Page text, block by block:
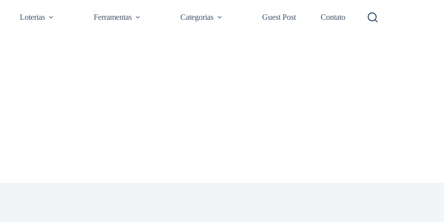
Loterias Ferramentas Categorias Guest Post Contato